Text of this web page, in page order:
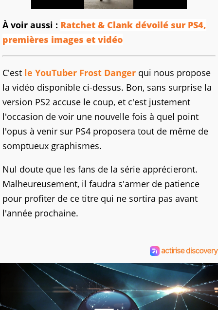
À voir aussi : Ratchet & Clank dévoilé sur PS4,
premières images et vidéo
C'est le YouTuber Frost Danger qui nous propose
la vidéo disponible ci-dessus. Bon, sans surprise la
version PS2 accuse le coup, et c'est justement
l'occasion de voir une nouvelle fois à quel point
l'opus à venir sur PS4 proposera tout de même de
somptueux graphismes.
Nul doute que les fans de la série apprécieront.
Malheureusement, il faudra s'armer de patience
pour profiter de ce titre qui ne sortira pas avant
l'année prochaine.